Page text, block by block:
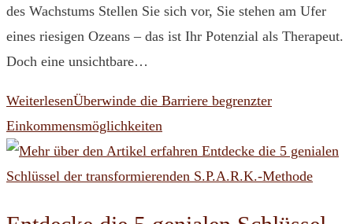
des Wachstums Stellen Sie sich vor, Sie stehen am Ufer
eines riesigen Ozeans – das ist Ihr Potenzial als Therapeut.
Doch eine unsichtbare…
WeiterlesenÜberwinde die Barriere begrenzter
Einkommensmöglichkeiten